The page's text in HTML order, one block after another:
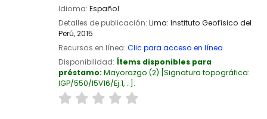
Idioma: Español
Detalles de publicación: Lima: Instituto Geofísico del
Perú,2015
Recursos en línea: Clic para acceso en línea
Disponibilidad: Ítems disponibles para
préstamo: Mayorazgo (2) Signatura topográfica:
IGP/550/I5V16/Ej.1, .. .